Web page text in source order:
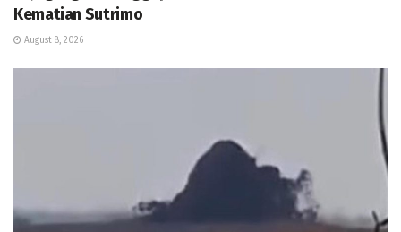
Kematian Sutrimo
August 8, 2026